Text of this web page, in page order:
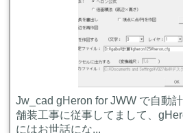
Jw_cad gHeron for JWW で自動
舗装工事に従事してまして、
にはお世話にな...